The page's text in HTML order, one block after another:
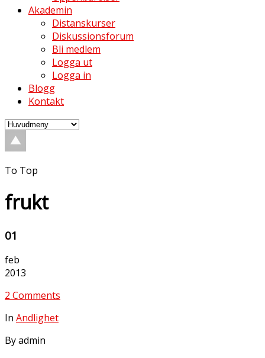
Akademin
Distanskurser
Diskussionsforum
Bli medlem
Logga ut
Logga in
Blogg
Kontakt
To Top
frukt
01
feb
2013
2 Comments
In Andlighet
By admin